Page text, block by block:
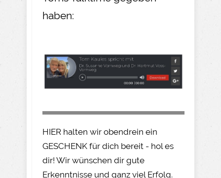
haben:
HIER halten wir obendrein ein
GESCHENK für dich bereit - hol es
dir! Wir wünschen dir gute
Erkenntnisse und ganz viel Erfolg.